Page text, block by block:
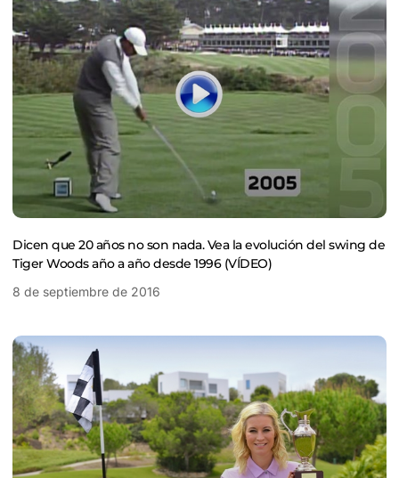
Dicen que 20 años no son nada. Vea la evolución del swing de
Tiger Woods año a año desde 1996 (VÍDEO)
8 de septiembre de 2016